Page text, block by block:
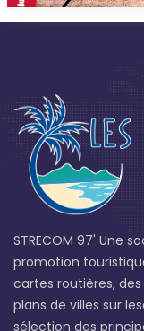
STRECOM 97' Une
promotion
cartes routières,
plans de villes sur
sélection des